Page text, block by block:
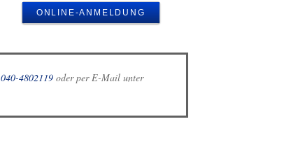
ONLINE-ANMELDUNG
040-4802119 oder per E-Mail unter